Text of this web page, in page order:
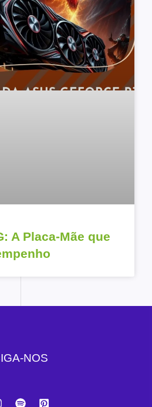
A Placa-Mãe que
NOS